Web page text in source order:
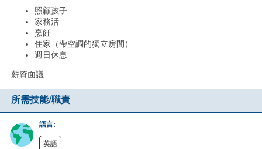
照顧孩子
家務活
烹飪
住家（帶空調的獨立房間）
週日休息
薪資面議
所需技能/職責
語言:
英語